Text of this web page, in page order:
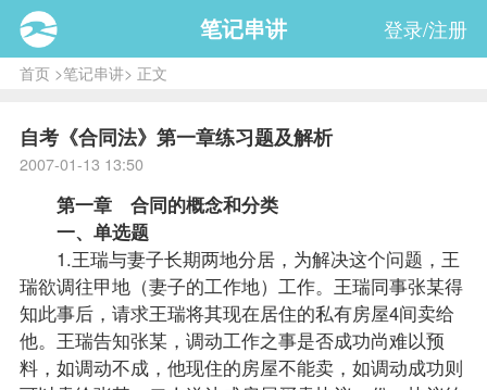
笔记串讲 登录/注册
首页>笔记串讲> 正文
自考《合同法》第一章练习题及解析
2007-01-13 13:50
第一章 合同的概念和分类
一、单选题
1.王瑞与妻子长期两地分居，为解决这个问题，王
瑞欲调往甲地（妻子的工作地）工作。王瑞同事张某得
知此事后，请求王瑞将其现在居住的私有房屋4间卖给
他。王瑞告知张某，调动工作之事是否成功尚难以预
料，如调动不成，他现住的房屋不能卖，如调动成功则